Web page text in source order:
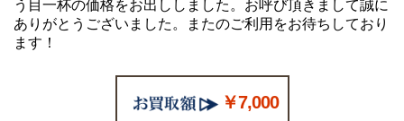
う目一杯の価格をお出ししました。お呼び頂きまして誠に
ありがとうございました。またのご利用をお待ちしており
ます！
￥7,000